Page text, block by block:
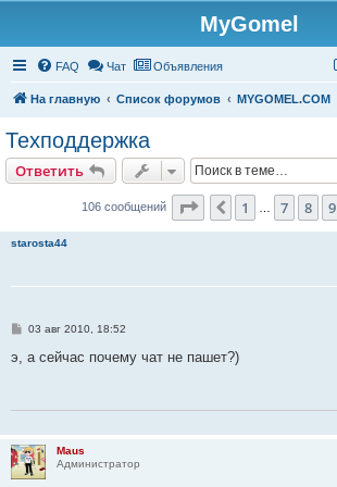
MyGomel
FAQ Чат Объявления
На главную Список форумов MYGOMEL.COM
Техподдержка
Ответить
Ответить
106 сообщений Страница 11 из
Пред.
1 7 8 9
starosta44
С
о
03 авг 2010, 18:52
э, а сейчас почему чат не пашет?)
Maus
Администратор